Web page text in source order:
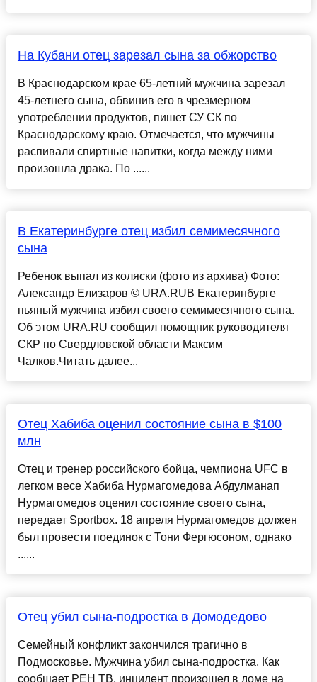
На Кубани отец зарезал сына за обжорство
В Краснодарском крае 65-летний мужчина зарезал
45-летнего сына, обвинив его в чрезмерном
употреблении продуктов, пишет СУ СК по
Краснодарскому краю. Отмечается, что мужчины
распивали спиртные напитки, когда между ними
произошла драка. По ......
В Екатеринбурге отец избил семимесячного
сына
Ребенок выпал из коляски (фото из архива) Фото:
Александр Елизаров © URA.RUВ Екатеринбурге
пьяный мужчина избил своего семимесячного сына.
Об этом URA.RU сообщил помощник руководителя
СКР по Свердловской области Максим
Чалков.Читать далее...
Отец Хабиба оценил состояние сына в $100
млн
Отец и тренер российского бойца, чемпиона UFC в
легком весе Хабиба Нурмагомедова Абдулманап
Нурмагомедов оценил состояние своего сына,
передает Sportbox. 18 апреля Нурмагомедов должен
был провести поединок с Тони Фергюсоном, однако
......
Отец убил сына-подростка в Домодедово
Семейный конфликт закончился трагично в
Подмосковье. Мужчина убил сына-подростка. Как
сообщает РЕН ТВ, инцидент произошел в доме на